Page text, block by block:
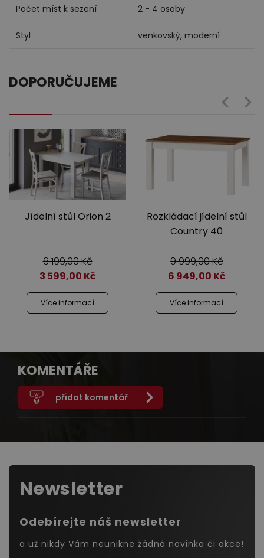
Počet míst k sezení 2 - 4 osoby
Styl venkovský, moderní
DOPORUČUJEME
Jídelní stůl Orion 2
6 199,00Kč
3 599,00 Kč
Více informací
Rozkládací jídelní stůl
Country 40
9 999,00Kč
6 949,00 Kč
Více informací
KOMENTÁŘE
přidat komentář
Newsletter
Odebírejte náš newsletter
a už nikdy Vám neunikne žádná novinka či akce!